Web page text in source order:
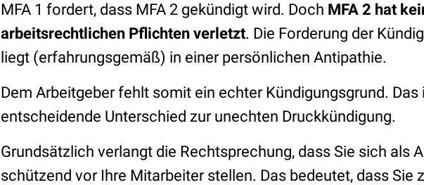
MFA 1 fordert, dass MFA 2 gekündigt wird. Doch MFA 2 hat
arbeitsrechtlichen Pflichten verletzt. Die Forderung der
liegt (erfahrungsgemäß) in einer persönlichen Antipathie.
Dem Arbeitgeber fehlt somit ein echter Kündigungsgrund. Das
entscheidende Unterschied zur unechten Druckkündigung.
Grundsätzlich verlangt die Rechtsprechung, dass Sie sich als
schützend vor Ihre Mitarbeiter stellen. Das bedeutet, dass Sie